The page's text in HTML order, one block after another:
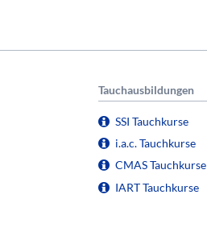
Tauchausbildungen
SSI Tauchkurse
i.a.c. Tauchkurse
CMAS Tauchkurse
IART Tauchkurse